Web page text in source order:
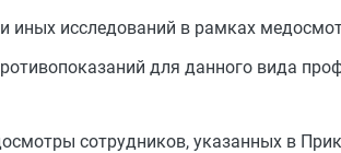
иных исследований в рамках
для данного вида
сотрудников, указанных в